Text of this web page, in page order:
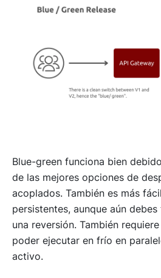
Blue-green funciona bien
de las mejores opciones de
acoplados. También es más
persistentes, aunque aún
una reversión. También
poder ejecutar en frío en
activo.